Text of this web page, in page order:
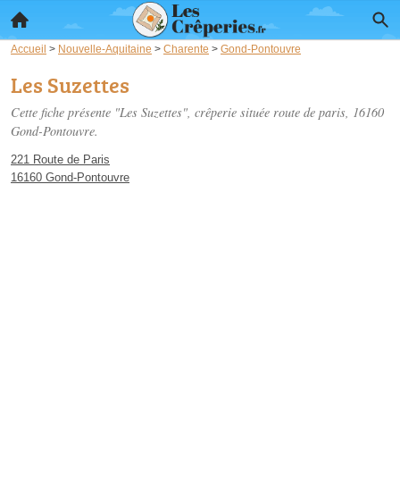
Accueil > Nouvelle-Aquitaine > Charente > Gond-Pontouvre
Les Suzettes
Cette fiche présente "Les Suzettes", crêperie située route de paris, 16160
Gond-Pontouvre.
221 Route de Paris
16160 Gond-Pontouvre